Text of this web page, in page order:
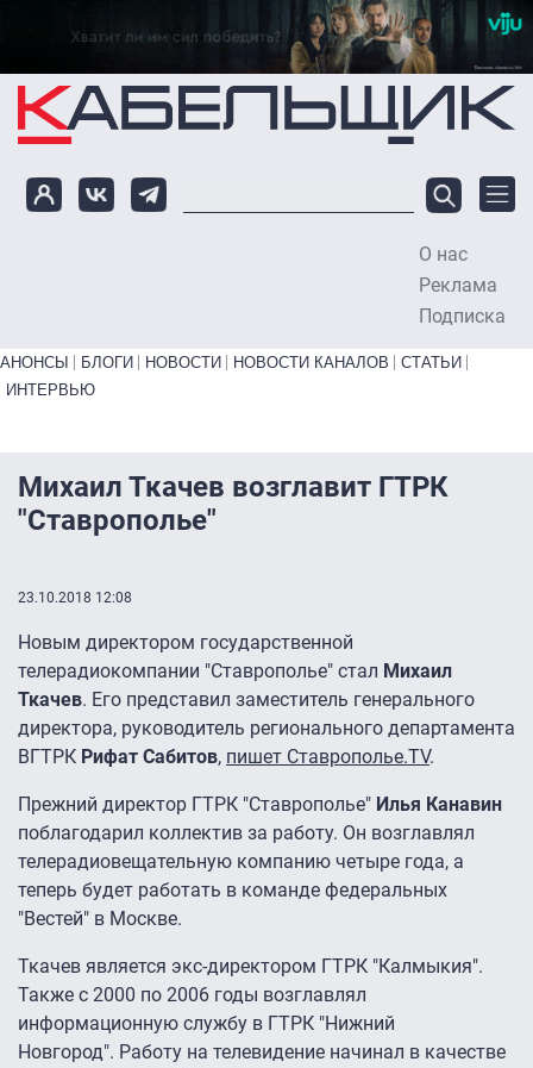
Перейти к основному содержанию
О нас
Реклама
Подписка
Primary links bottom
АНОНСЫ БЛОГИ НОВОСТИ НОВОСТИ КАНАЛОВ
СТАТЬИ
ИНТЕРВЬЮ
Михаил Ткачев возглавит ГТРК
"Ставрополье"
23.10.2018 12:08
Новым директором государственной
телерадиокомпании "Ставрополье" стал Михаил
Ткачев. Его представил заместитель генерального
директора, руководитель регионального департамента
ВГТРК Рифат Сабитов, пишет Ставрополье.TV.
Прежний директор ГТРК "Ставрополье" Илья Канавин
поблагодарил коллектив за работу. Он возглавлял
телерадиовещательную компанию четыре года, а
теперь будет работать в команде федеральных
"Вестей" в Москве.
Ткачев является экс-директором ГТРК "Калмыкия".
Также с 2000 по 2006 годы возглавлял
информационную службу в ГТРК "Нижний
Новгород". Работу на телевидение начинал в качестве